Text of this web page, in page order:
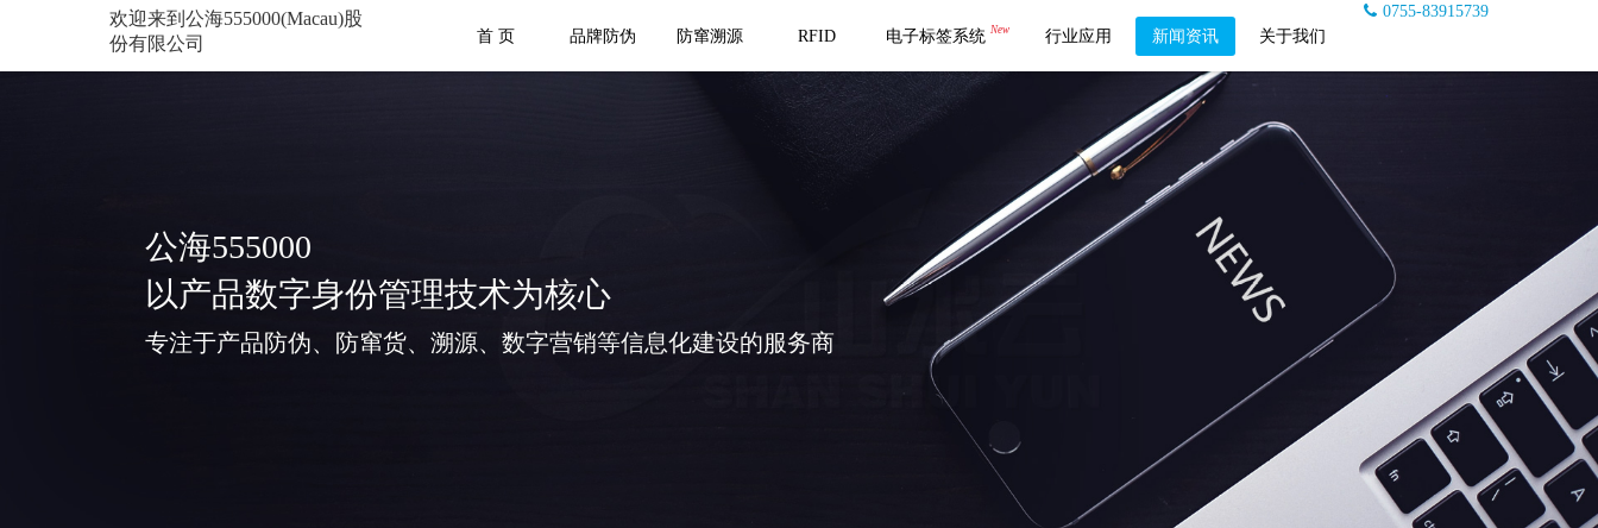
欢迎来到公海555000(Macau)股
份有限公司
0755-83915739
首 页
品牌防伪 防窜溯源 RFID 电子标签系统 New 行业应用 新闻资讯 关于我们
公海555000
以产品数字身份管理技术为核心
专注于产品防伪、防窜货、溯源、数字营销等信息化建设的服务商